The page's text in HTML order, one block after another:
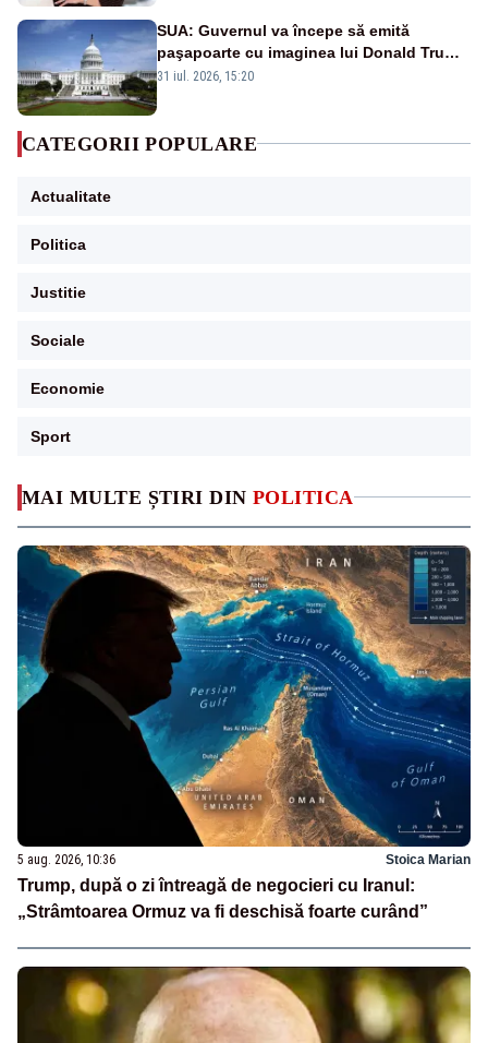
MAI MULTE ȘTIRI DIN POLITICA
5 aug. 2026, 10:36 Stoica Marian
Trump, după o zi întreagă de negocieri cu Iranul:
„Strâmtoarea Ormuz va fi deschisă foarte curând”
SUA: Guvernul va începe să emită
paşapoarte cu imaginea lui Donald Trump
începând cu 8 august
31 iul. 2026, 15:20
CATEGORII POPULARE
Actualitate
Politica
Justitie
Sociale
Economie
Sport